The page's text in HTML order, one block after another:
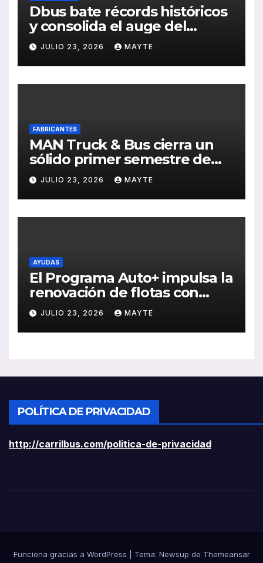
Dbus bate récords históricos
y consolida el auge del
transporte público en San
Sebastián
JULIO 23, 2026 MAYTE
FABRICANTES
MAN Truck & Bus cierra un
sólido primer semestre de
2026 con crecimiento en
ventas, pedidos y
rentabilidad
JULIO 23, 2026 MAYTE
AYUDAS
El Programa Auto+ impulsa la
renovación de flotas con
ayudas a vehículos eléctricos
ligeros
JULIO 23, 2026 MAYTE
POLÍTICA DE PRIVACIDAD
http://carrilbus.com/politica-de-privacidad
Funciona gracias a WordPress Tema: Newsup de Themeansar